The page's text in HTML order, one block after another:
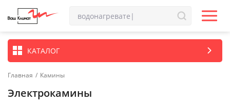
КАТАЛОГ
Главная / Камины
Электрокамины